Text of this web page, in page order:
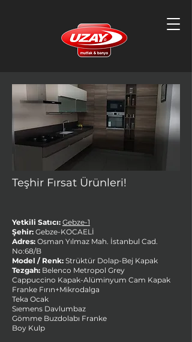
Teşhir Fırsat Ürünleri!
Yetkili Satıcı: Gebze-1
Şehir: Gebze-KOCAELİ
Adres: Osman Yılmaz Mah. İstanbul Cad.
No:68/B
Model / Renk: Strüktür Dolap-Bej Kapak
Tezgah: Belenco Metropol Grey
Cappuccino Kapak-Alüminyum Cam Kapak
Franke Fırın+Mikrodalga
Teka Ocak
Sıemens Davlumbaz
Gömme Buzdolabı Franke
Boy Kulp